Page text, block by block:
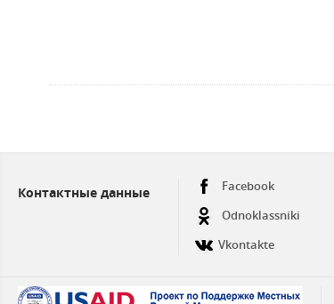
Контактные данные
Facebook
Odnoklassniki
Vkontakte